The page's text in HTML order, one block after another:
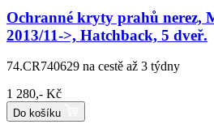
Ochranné kryty prahů nerez,
2013/11->, Hatchback, 5 dveř.
74.CR740629 na cestě až 3 týdny
1 280,- Kč
Do košíku